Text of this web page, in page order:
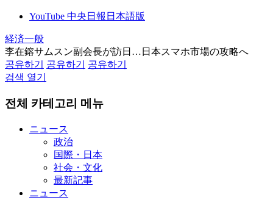
YouTube 中央日報日本語版
経済一般
李在鎔サムスン副会長が訪日…日本スマホ市場の攻略へ
공유하기
공유하기
공유하기
검색 열기
전체 카테고리 메뉴
ニュース
政治
国際・日本
社会・文化
最新記事
ニュース